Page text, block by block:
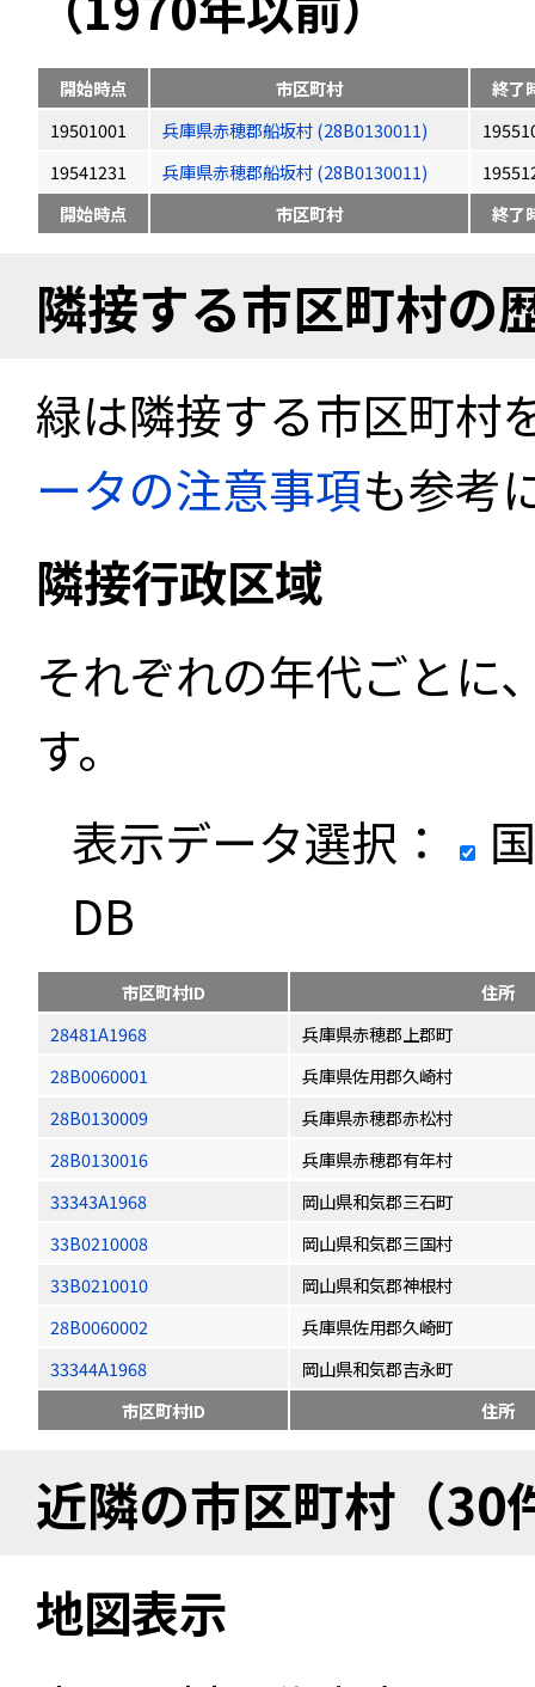
開始時点 市区町村
終了
19501001
兵庫県赤穂郡船坂村 (28B0130011)
19541231
兵庫県赤穂郡船坂村 (28B0130011)
開始時点
市区町村 終了
隣接する市区町村の
緑は隣接する市区町村
ータの注意事項も参考
隣接行政区域
それぞれの年代ごとに
す。
表示データ選択：
DB
市区町村ID
住所
28481A1968
兵庫県赤穂郡上郡町
28B0060001
兵庫県佐用郡久崎村
28B0130009
兵庫県赤穂郡赤松村
28B0130016
兵庫県赤穂郡有年村
33343A1968
岡山県和気郡三石町
33B0210008
岡山県和気郡三国村
33B0210010
岡山県和気郡神根村
28B0060002
兵庫県佐用郡久崎町
33344A1968
岡山県和気郡吉永町
市区町村ID
住所
近隣の市区町村（30
地図表示